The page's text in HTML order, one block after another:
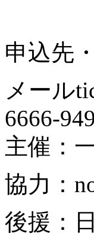
申込先
メール
6666-
主催：
協力：
後援：